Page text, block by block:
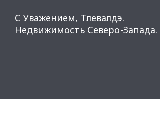
С Уважением, Тлевалдэ.
Недвижимость Северо-Запада.